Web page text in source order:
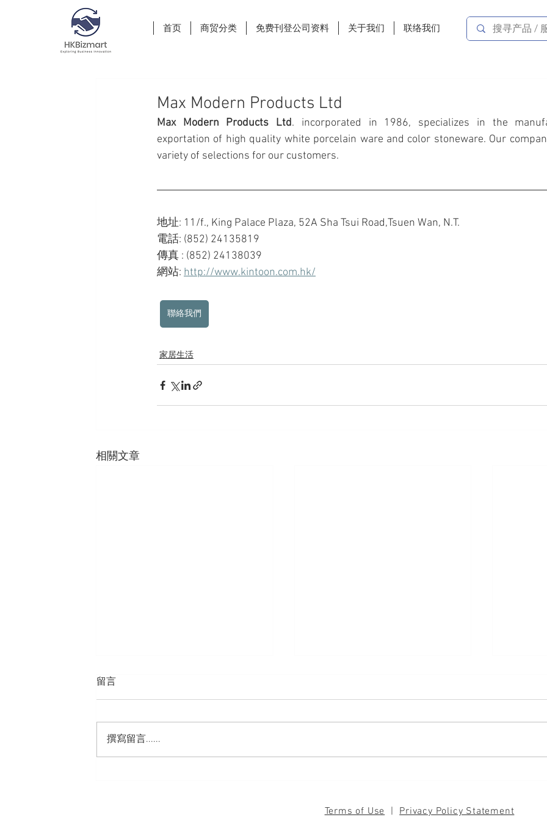
首页 商贸分类 免费刊登公司资料 关于我们 联络我们
Max Modern Products Ltd
Max Modern Products Ltd. incorporated in 1986, specializes in the
exportation of high quality white porcelain ware and color stoneware. Our
variety of selections for our customers.
地址: 11/f., King Palace Plaza, 52A Sha Tsui Road,Tsuen Wan, N.T.
電話: (852) 24135819
傳真 : (852) 24138039
網站: http://www.kintoon.com.hk/
聯絡我們
家居生活
相關文章
留言
撰寫留言......
Terms of Use|Privacy Policy Statement